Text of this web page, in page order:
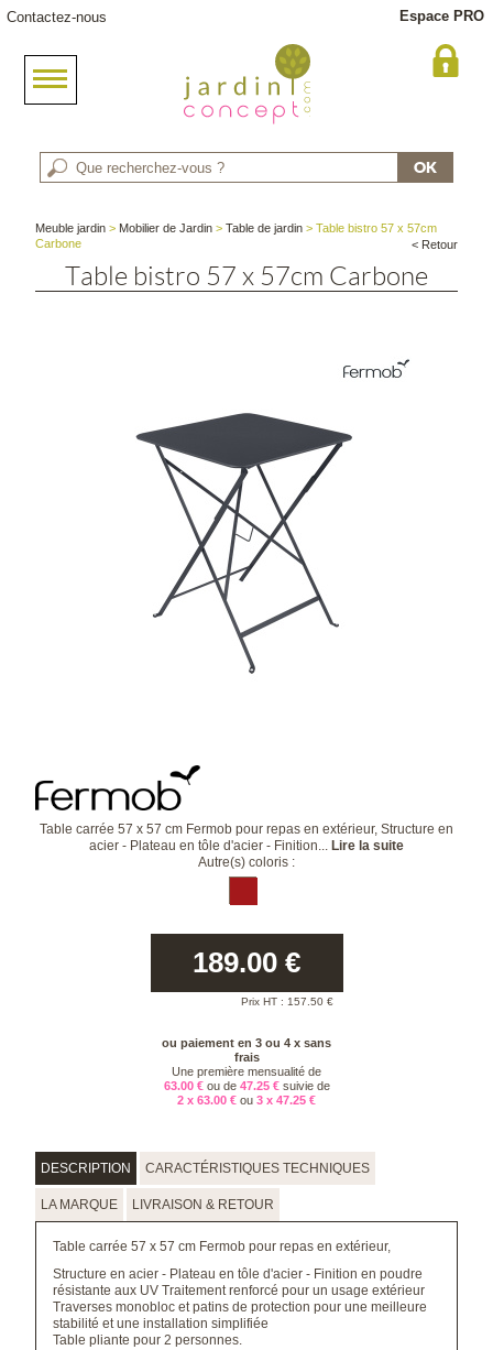
Contactez-nous Espace PRO
Meuble jardin > Mobilier de Jardin >Table de jardin > Table bistro 57 x 57cm
Carbone
< Retour
Table bistro 57 x 57cm Carbone
Table carrée 57 x 57 cm Fermob pour repas en extérieur, Structure en
acier - Plateau en tôle d'acier - Finition... Lire la suite
Autre(s) coloris :
189.00 €
Prix HT : 157.50 €
ou paiement en 3 ou 4 x sans
frais
Une première mensualité de
63.00 € ou de 47.25 € suivie de
2 x 63.00 € ou 3 x 47.25 €
DESCRIPTION CARACTÉRISTIQUES TECHNIQUES
LA MARQUE LIVRAISON & RETOUR
Table carrée 57 x 57 cm Fermob pour repas en extérieur,
Structure en acier - Plateau en tôle d'acier - Finition en poudre
résistante aux UV Traitement renforcé pour un usage extérieur
Traverses monobloc et patins de protection pour une meilleure
stabilité et une installation simplifiée
Table pliante pour 2 personnes.